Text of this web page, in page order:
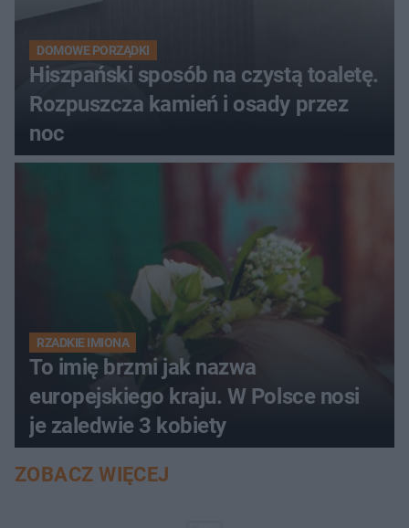
DOMOWE PORZĄDKI
Hiszpański sposób na czystą toaletę.
Rozpuszcza kamień i osady przez
noc
RZADKIE IMIONA
To imię brzmi jak nazwa
europejskiego kraju. W Polsce nosi
je zaledwie 3 kobiety
ZOBACZ WIĘCEJ